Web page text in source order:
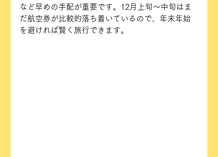
など早めの手配が重要です。12月上旬〜中旬はま
だ航空券が比較的落ち着いているので、年末年始
を避ければ賢く旅行できます。